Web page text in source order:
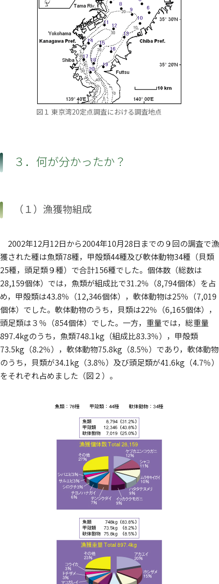
図１ 東京湾20定点調査における調査地点
３．何が分かったか？
（１）漁獲物組成
2002年12月12日から2004年10月28日までの９回の調査で漁
獲された種は魚類78種，甲殻類44種及び軟体動物34種（貝類
25種，頭足類９種）で合計156種でした。個体数（総数は
28,159個体）では，魚類が組成比で31.2％（8,794個体）を占
め，甲殻類は43.8％（12,346個体），軟体動物は25％（7,019
個体）でした。軟体動物のうち，貝類は22％（6,165個体），
頭足類は３％（854個体）でした。一方，重量では，総重量
897.4kgのうち，魚類748.1kg（組成比83.3％），甲殻類
73.5kg（8.2％），軟体動物75.8kg（8.5％）であり，軟体動物
のうち，貝類が34.1kg（3.8％）及び頭足類が41.6kg（4.7％）
をそれぞれ占めました（図２）。